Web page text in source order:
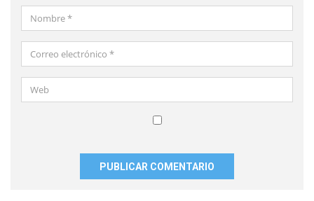
Nombre
*
Correo
electrónico
*Web